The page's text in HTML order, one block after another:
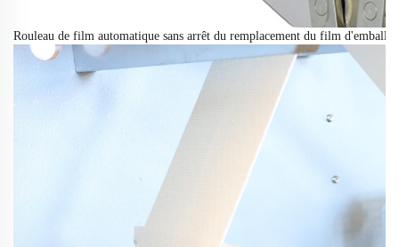
Rouleau de film automatique sans arrêt du remplacement du film